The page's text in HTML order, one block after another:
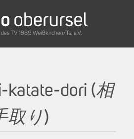
katate-dori (相
取り)